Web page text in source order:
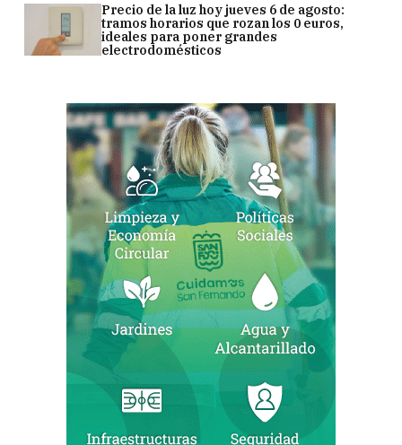
Precio de la luz hoy jueves 6 de agosto:
tramos horarios que rozan los 0 euros,
ideales para poner grandes
electrodomésticos